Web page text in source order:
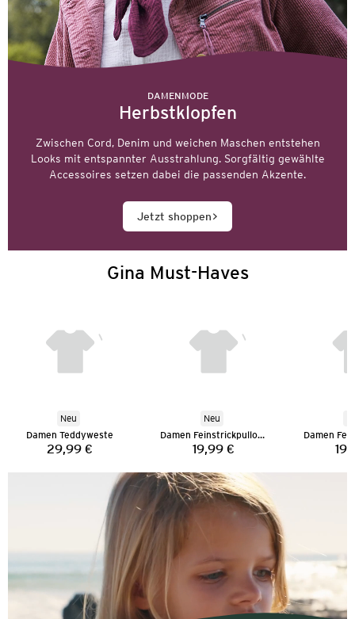
DAMENMODE
Herbstklopfen
Zwischen Cord, Denim und weichen Maschen entstehen
Looks mit entspannter Ausstrahlung. Sorgfältig gewählte
Accessoires setzen dabei die passenden Akzente.
Jetzt shoppen
Gina Must-Haves
Neu
Damen Teddyweste
Preis:
29,99 €
Neu
Damen Feinstrickpullover
Preis:
19,99 €